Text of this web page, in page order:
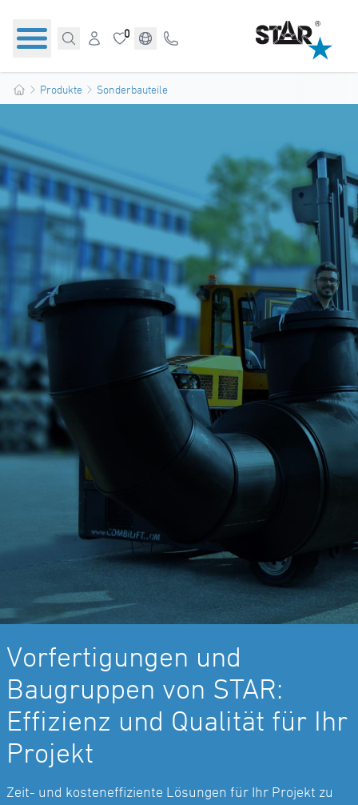
0
Produkte Sonderbauteile
Vorfertigungen und
Baugruppen von STAR:
Effizienz und Qualität für Ihr
Projekt
Zeit- und kosteneffiziente Lösungen für Ihr Projekt zu